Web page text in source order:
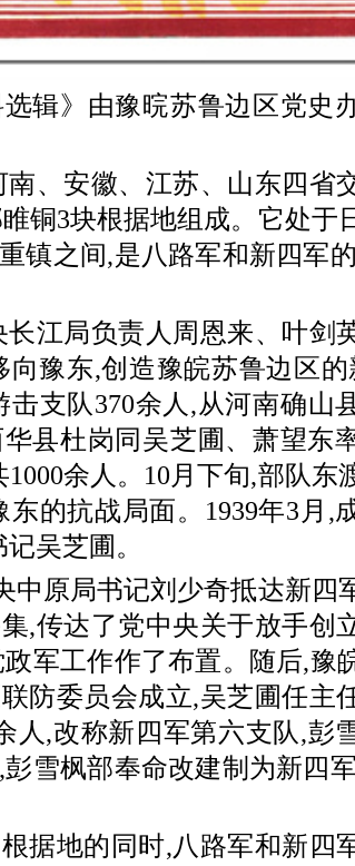
》由豫晥苏鲁边区党史
安徽、江苏、山东四省
铜3块根据地组成。它处于
镇之间,是八路军和新四军
江局负责人周恩来、叶剑
豫东,创造豫皖苏鲁边区的
支队370余人,从河南确山
县杜岗同吴芝圃、萧望东
余人。10月下旬,部队东
的抗战局面。1939年3月,
吴芝圃。
原局书记刘少奇抵达新四
,传达了党中央关于放手创
军工作作了布置。随后,豫
防委员会成立,吴芝圃任主
人,改称新四军第六支队,彭
雪枫部奉命改建制为新四
地的同时,八路军和新四